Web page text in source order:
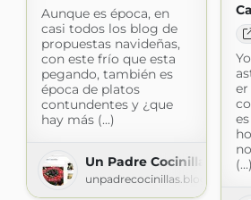
Aunque es época, en
casi todos los blog de
propuestas navideñas,
con este frío que esta
pegando, también es
época de platos
contundentes y ¿que
hay más (...)
Un Padre Cocinillas
unpadrecocinillas.blogspot.com
er
(...)